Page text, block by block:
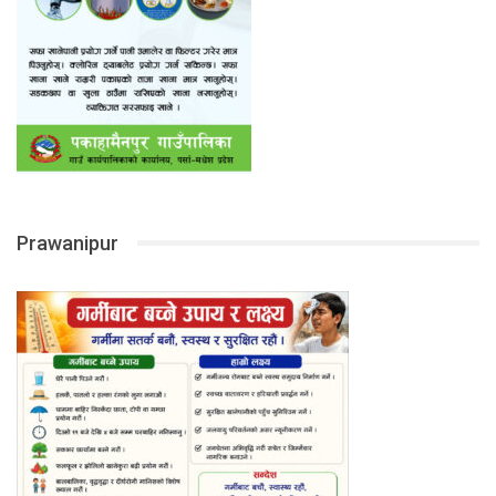
Prawanipur